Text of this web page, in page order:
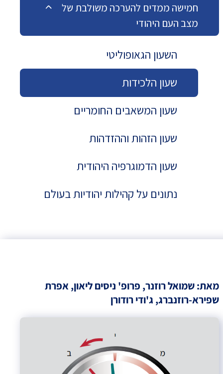
חמישה ממדים להערכה משולבת של
מצב העם היהודי
השעון הגאופוליטי
שעון הלכידות
שעון המשאבים החומריים
שעון הזהות וההזדהות
שעון הדמוגרפיה היהודית
נתונים על קהילות יהודיות בעולם
מאת:שמואל רוזנר, פרופ' ניסים ליאון,אפרת
שפירא-רוזנברג, ג'ודי רודורן